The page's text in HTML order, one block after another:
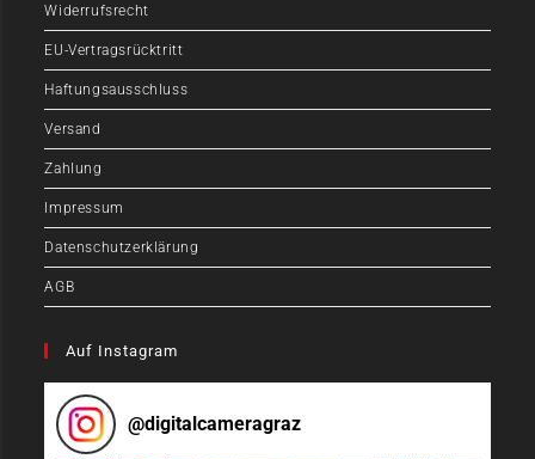
Widerrufsrecht
EU-Vertragsrücktritt
Haftungsausschluss
Versand
Zahlung
Impressum
Datenschutzerklärung
AGB
Auf Instagram
@digitalcameragraz